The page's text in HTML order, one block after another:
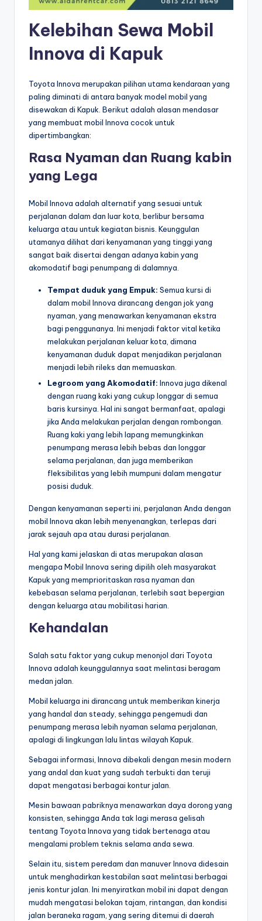
Kelebihan Sewa Mobil
Innova di Kapuk
Toyota Innova merupakan pilihan utama kendaraan yang
paling diminati di antara banyak model mobil yang
disewakan di Kapuk. Berikut adalah alasan mendasar
yang membuat mobil Innova cocok untuk
dipertimbangkan:
Rasa Nyaman dan Ruang kabin
yang Lega
Mobil Innova adalah alternatif yang sesuai untuk
perjalanan dalam dan luar kota, berlibur bersama
keluarga atau untuk kegiatan bisnis. Keunggulan
utamanya dilihat dari kenyamanan yang tinggi yang
sangat baik disertai dengan adanya kabin yang
akomodatif bagi penumpang di dalamnya.
Tempat duduk yang Empuk: Semua kursi di
dalam mobil Innova dirancang dengan jok yang
nyaman, yang menawarkan kenyamanan ekstra
bagi penggunanya. Ini menjadi faktor vital ketika
melakukan perjalanan keluar kota, dimana
kenyamanan duduk dapat menjadikan perjalanan
menjadi lebih rileks dan memuaskan.
Legroom yang Akomodatif: Innova juga dikenal
dengan ruang kaki yang cukup longgar di semua
baris kursinya. Hal ini sangat bermanfaat, apalagi
jika Anda melakukan perjalan dengan rombongan.
Ruang kaki yang lebih lapang memungkinkan
penumpang merasa lebih bebas dan longgar
selama perjalanan, dan juga memberikan
fleksibilitas yang lebih mumpuni dalam mengatur
posisi duduk.
Dengan kenyamanan seperti ini, perjalanan Anda dengan
mobil Innova akan lebih menyenangkan, terlepas dari
jarak sejauh apa atau durasi perjalanan.
Hal yang kami jelaskan di atas merupakan alasan
mengapa Mobil Innova sering dipilih oleh masyarakat
Kapuk yang memprioritaskan rasa nyaman dan
kebebasan selama perjalanan, terlebih saat bepergian
dengan keluarga atau mobilitasi harian.
Kehandalan
Salah satu faktor yang cukup menonjol dari Toyota
Innova adalah keunggulannya saat melintasi beragam
medan jalan.
Mobil keluarga ini dirancang untuk memberikan kinerja
yang handal dan steady, sehingga pengemudi dan
penumpang merasa lebih nyaman selama perjalanan,
apalagi di lingkungan lalu lintas wilayah Kapuk.
Sebagai informasi, Innova dibekali dengan mesin modern
yang andal dan kuat yang sudah terbukti dan teruji
dapat mengatasi berbagai kontur jalan.
Mesin bawaan pabriknya menawarkan daya dorong yang
konsisten, sehingga Anda tak lagi merasa gelisah
tentang Toyota Innova yang tidak bertenaga atau
mengalami problem teknis selama anda sewa.
Selain itu, sistem peredam dan manuver Innova didesain
untuk menghadirkan kestabilan saat melintasi berbagai
jenis kontur jalan. Ini menyiratkan mobil ini dapat dengan
mudah mengatasi belokan tajam, rintangan, dan kondisi
jalan beraneka ragam, yang sering ditemui di daerah